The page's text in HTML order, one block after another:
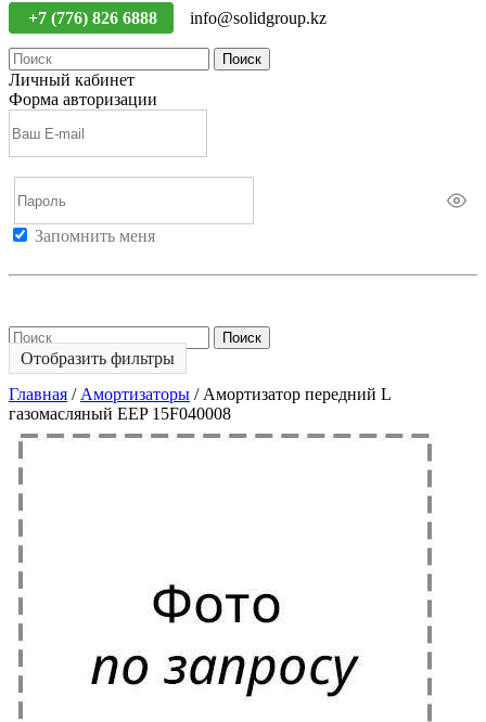
+7 (776) 826 6888 info@solidgroup.kz
Поиск
Личный кабинет
Форма авторизации
Запомнить меня
Поиск
Отобразить фильтры
Главная / Амортизаторы / Амортизатор передний L
газомасляный EEP 15F040008